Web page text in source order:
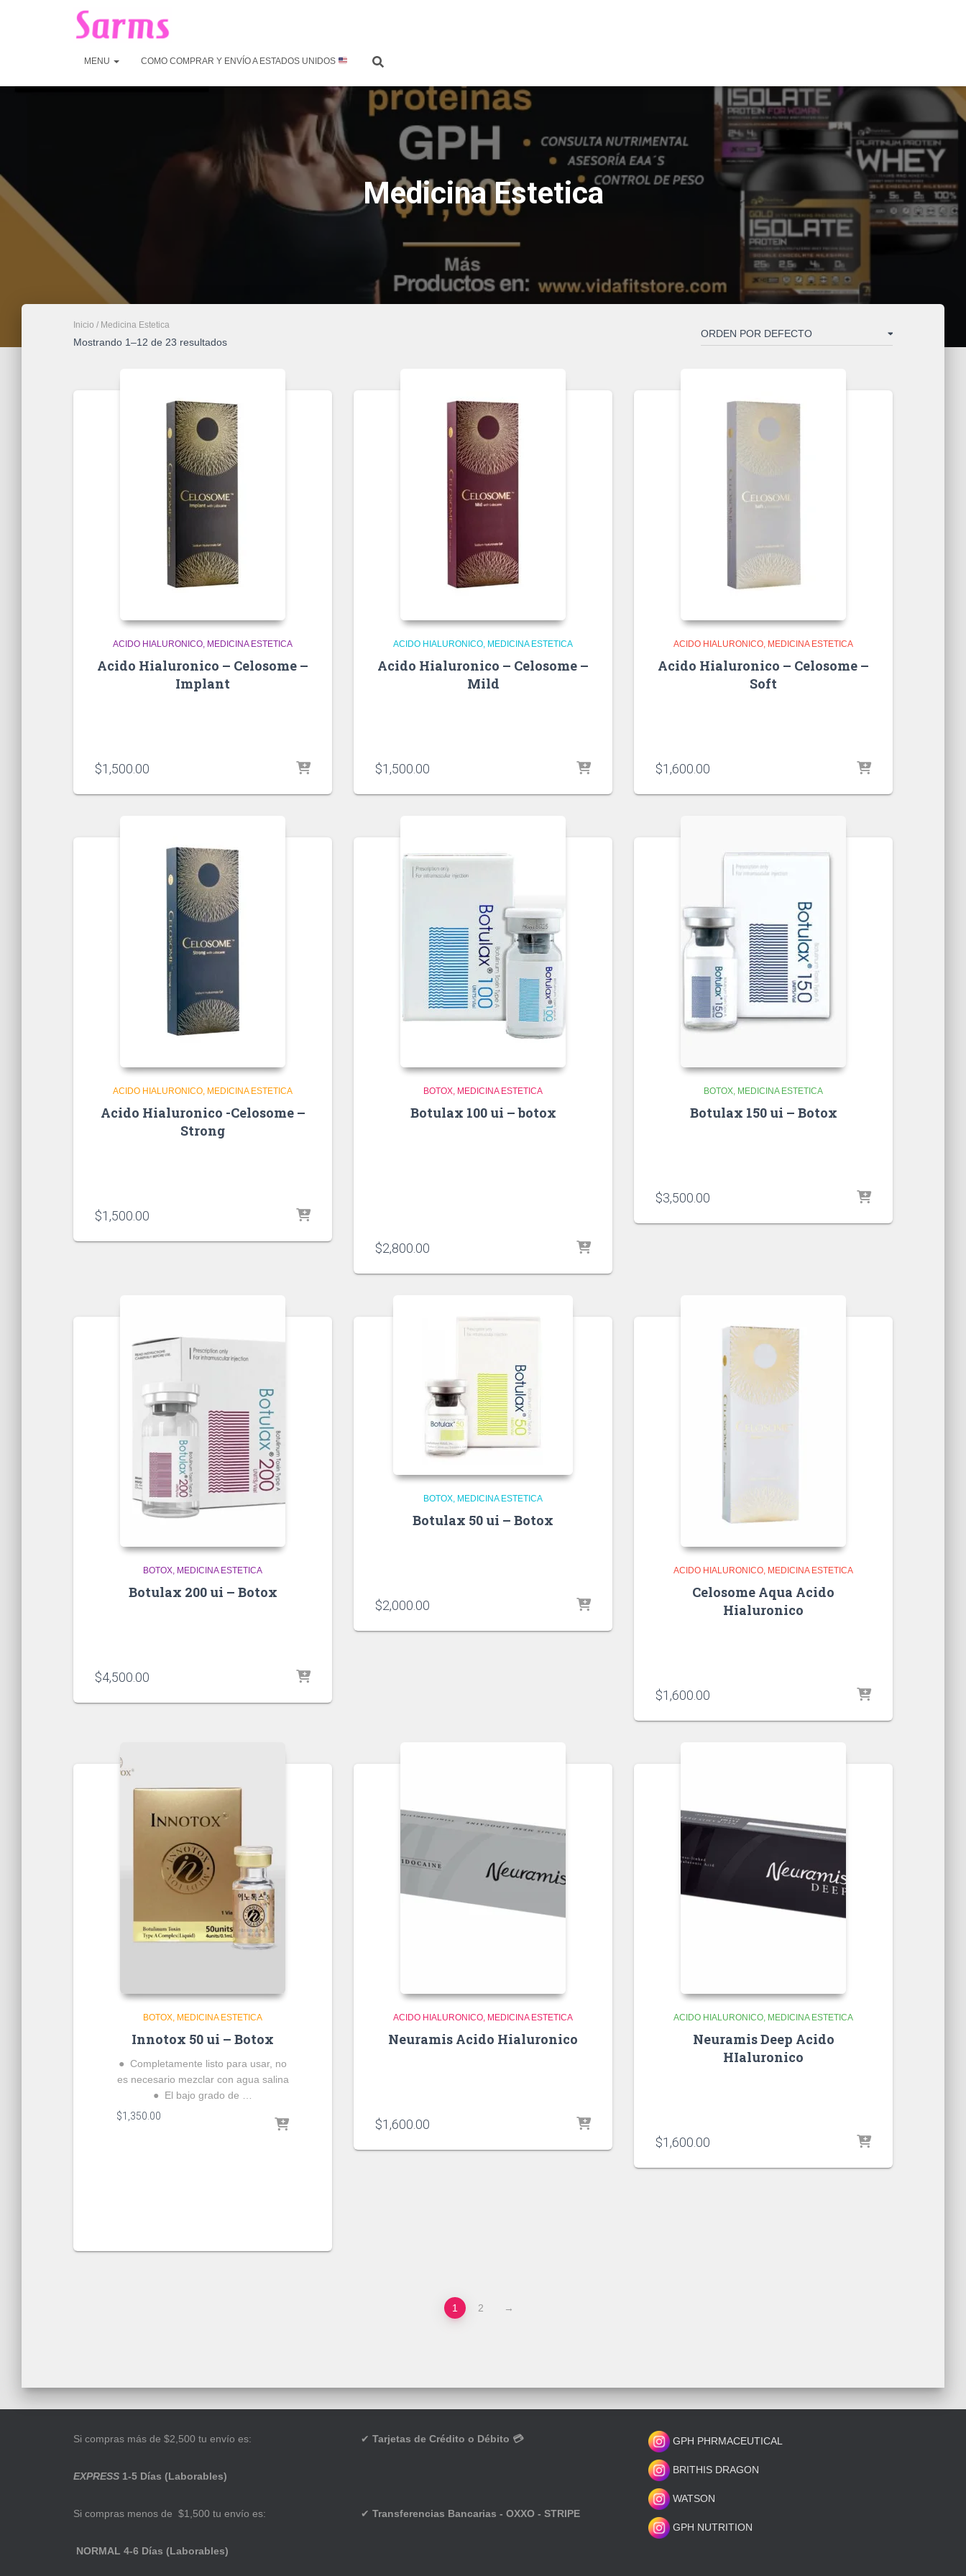
MENU COMO COMPRAR Y ENVÍO A ESTADOS UNIDOS
Medicina Estetica
Inicio / Medicina Estetica
Mostrando 1–12 de 23 resultados
ACIDO HIALURONICO MEDICINA ESTETICA
Acido Hialuronico – Celosome –
Implant
$1,500.00
ACIDO HIALURONICO MEDICINA ESTETICA
Acido Hialuronico – Celosome –
Mild
$1,500.00
ACIDO HIALURONICO MEDICINA ESTETICA
Acido Hialuronico – Celosome –
Soft
$1,600.00
ACIDO HIALURONICO MEDICINA ESTETICA
Acido Hialuronico -Celosome –
Strong
$1,500.00
BOTOX MEDICINA ESTETICA
Botulax 100 ui – botox
$2,800.00
BOTOX MEDICINA ESTETICA
Botulax 150 ui – Botox
$3,500.00
BOTOX MEDICINA ESTETICA
Botulax 200 ui – Botox
$4,500.00
BOTOX MEDICINA ESTETICA
Botulax 50 ui – Botox
$2,000.00
ACIDO HIALURONICO MEDICINA ESTETICA
Celosome Aqua Acido
Hialuronico
$1,600.00
BOTOX MEDICINA ESTETICA
Innotox 50 ui – Botox
● Completamente listo para usar, no
es necesario mezclar con agua salina
● El bajo grado de …
$1,350.00
ACIDO HIALURONICO MEDICINA ESTETICA
Neuramis Acido Hialuronico
$1,600.00
ACIDO HIALURONICO MEDICINA ESTETICA
Neuramis Deep Acido
HIaluronico
$1,600.00
1 2 →
Si compras más de $2,500 tu envío es:
EXPRESS 1-5 Días (Laborables)
Si compras menos de $1,500 tu envío es:
NORMAL 4-6 Días (Laborables)
✔ Tarjetas de Crédito o Débito 💳
✔ Transferencias Bancarias - OXXO - STRIPE
GPH PHRMACEUTICAL
BRITHIS DRAGON
WATSON
GPH NUTRITION